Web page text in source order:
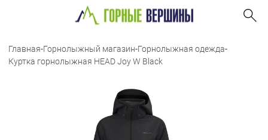
Главная-Горнолыжный магазин-Горнолыжная одежда-
Куртка горнолыжная HEAD Joy W Black